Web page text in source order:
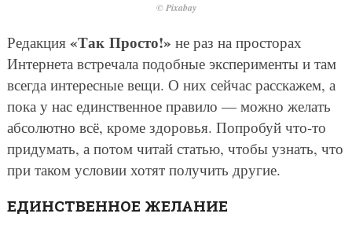
© Pixabay
Редакция «Так Просто!» не раз на просторах
Интернета встречала подобные эксперименты и там
всегда интересные вещи. О них сейчас расскажем, а
пока у нас единственное правило — можно желать
абсолютно всё, кроме здоровья. Попробуй что-то
придумать, а потом читай статью, чтобы узнать, что
при таком условии хотят получить другие.
ЕДИНСТВЕННОЕ ЖЕЛАНИЕ